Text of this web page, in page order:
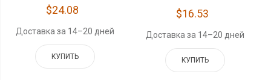
$24.08
Доставка за 14–20 дней
КУПИТЬ
$16.53
Доставка за 14–20 дней
КУПИТЬ